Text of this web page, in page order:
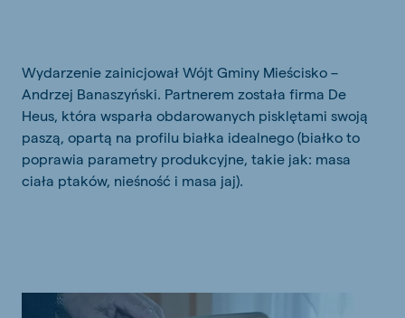
Wydarzenie zainicjował Wójt Gminy Mieścisko –
Andrzej Banaszyński. Partnerem została firma De
Heus, która wsparła obdarowanych pisklętami swoją
paszą, opartą na profilu białka idealnego (białko to
poprawia parametry produkcyjne, takie jak: masa
ciała ptaków, nieśność i masa jaj).